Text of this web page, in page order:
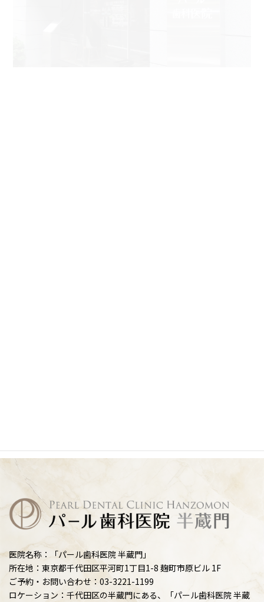
医院名称：「パール歯科医院 半蔵門」
所在地：東京都千代田区平河町1丁目1-8 麹町市原ビル 1F
ご予約・お問い合わせ：03-3221-1199
ロケーション：千代田区の半蔵門にある、「パール歯科医院 半蔵